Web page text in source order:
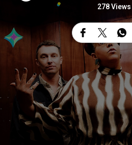
278 Views